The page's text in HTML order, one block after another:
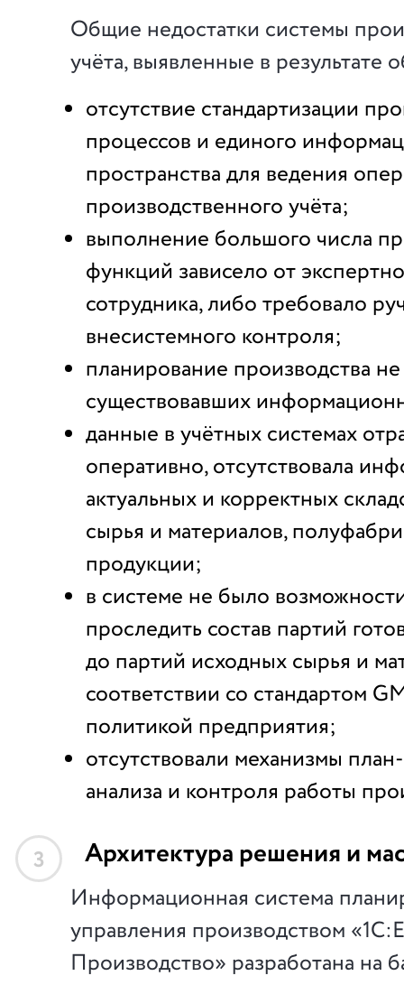
Общие недостатки системы
учёта, выявленные в результате
отсутствие стандартизации
процессов и единого
пространства для ведения
производственного учёта;
выполнение большого числа
функций зависело от
сотрудника, либо требовало
внесистемного контроля;
планирование производства
существовавших
данные в учётных системах
оперативно, отсутствовала
актуальных и корректных
сырья и материалов,
продукции;
в системе не было
проследить состав партий
до партий исходных сырья и
соответствии со стандартом
политикой предприятия;
отсутствовали механизмы
анализа и контроля работы
3 Архитектура решения и
Информационная система
управления производством
Производство» разработана на